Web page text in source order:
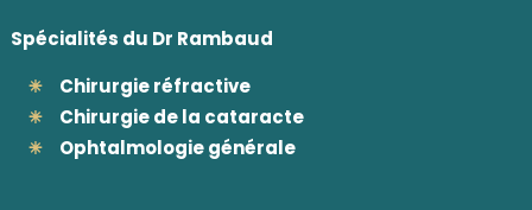
Spécialités du Dr Rambaud
Chirurgie réfractive
Chirurgie de la cataracte
Ophtalmologie générale